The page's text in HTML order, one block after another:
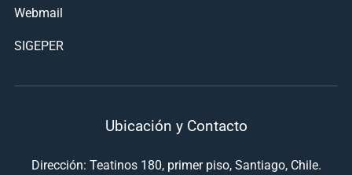
Webmail
SIGEPER
Ubicación y Contacto
Dirección: Teatinos 180, primer piso, Santiago, Chile.